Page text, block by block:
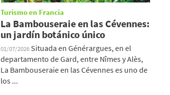
Turismo en Francia
La Bambouseraie en las Cévennes:
un jardín botánico único
01/07/2026 Situada en Générargues, en el
departamento de Gard, entre Nîmes y Alès,
La Bambouseraie en las Cévennes es uno de
los ...